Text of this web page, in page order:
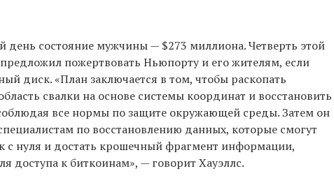
день состояние мужчины — $273 миллиона. Четверть этой
пожертвовать Ньюпорту и его жителям, если
диск. «План заключается в том, чтобы раскопать
свалки на основе системы координат и восстановить
все нормы по защите окружающей среды. Затем он
по восстановлению данных, которые смогут
с нуля и достать крошечный фрагмент информации,
доступа к биткоинам», — говорит Хауэллс.